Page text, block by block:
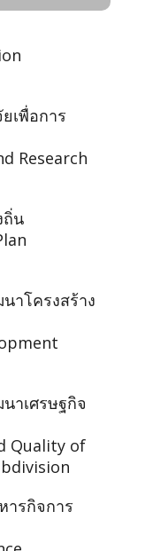
เพื่อการ
Research
น
าโครงสร้าง
าเศรษฐกิจ
Quality of
ารกิจการ